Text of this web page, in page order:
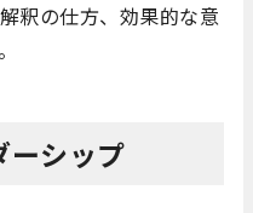
釈の仕方、効果的な意
ーシップ